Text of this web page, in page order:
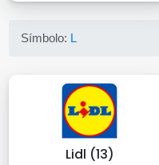
Símbolo: L
Lidl (13)